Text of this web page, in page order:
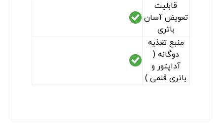
قابلیت
تعویض آسان
باتری
منبع تغذیه
دوگانه (
آداپتور و
باتری قلمی )